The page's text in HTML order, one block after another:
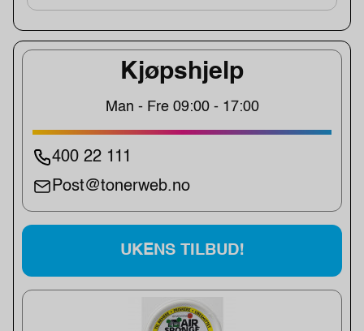
Kjøpshjelp
Man - Fre 09:00 - 17:00
400 22 111
Post@tonerweb.no
UKENS TILBUD!